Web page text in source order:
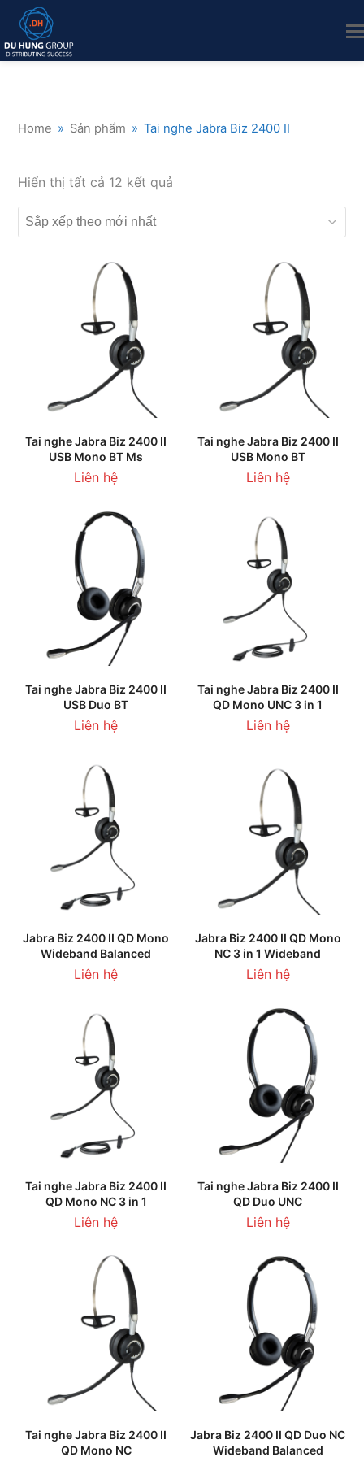
Home » Sản phẩm » Tai nghe Jabra Biz 2400 II
Hiển thị tất cả 12 kết quả
sắp
xếp
Tai nghe Jabra Biz 2400 II
USB Mono BT Ms
Liên hệ
Tai nghe Jabra Biz 2400 II
USB Mono BT
Liên hệ
Tai nghe Jabra Biz 2400 II
USB Duo BT
Liên hệ
Tai nghe Jabra Biz 2400 II
QD Mono UNC 3 in 1
Liên hệ
Jabra Biz 2400 II QD Mono
Wideband Balanced
Liên hệ
Jabra Biz 2400 II QD Mono
NC 3 in 1 Wideband
Liên hệ
Tai nghe Jabra Biz 2400 II
QD Mono NC 3 in 1
Liên hệ
Tai nghe Jabra Biz 2400 II
QD Duo UNC
Liên hệ
Tai nghe Jabra Biz 2400 II
QD Mono NC
Jabra Biz 2400 II QD Duo NC
Wideband Balanced